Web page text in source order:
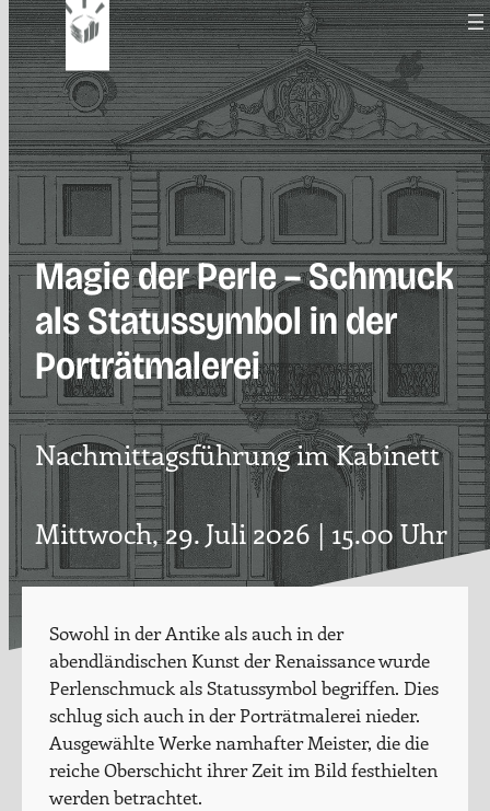
Zum
Inhalt
springen
Magie der Perle – Schmuck
als Statussymbol in der
Porträtmalerei
Nachmittagsführung im Kabinett
Mittwoch, 29. Juli 2026 | 15.00 Uhr
Sowohl in der Antike als auch in der
abendländischen Kunst der Renaissance wurde
Perlenschmuck als Statussymbol begriffen. Dies
schlug sich auch in der Porträtmalerei nieder.
Ausgewählte Werke namhafter Meister, die die
reiche Oberschicht ihrer Zeit im Bild festhielten
werden betrachtet.